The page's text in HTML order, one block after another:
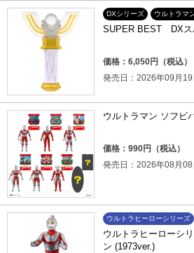
DXシリーズ ウルトラマ
SUPER BEST DXス
価格：6,050円（税込）
発売日：2026年09月19
ウルトラマン ソフビ
価格：990円（税込）
発売日：2026年08月08
ウルトラヒーローシリーズ
ウルトラヒーローシ
ン (1973ver.)